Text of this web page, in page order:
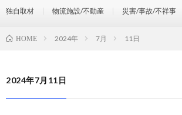
独自取材 物流施設/不動産 災害/事故/不祥事
HOME 2024年 7月 11日
2024年7月11日